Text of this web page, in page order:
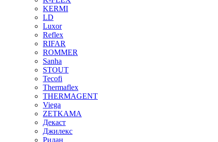
KERMI
LD
Luxor
Reflex
RIFAR
ROMMER
Sanha
STOUT
Tecofi
Thermaflex
THERMAGENT
Viega
ZETKAMA
Декаст
Джилекс
Ридан